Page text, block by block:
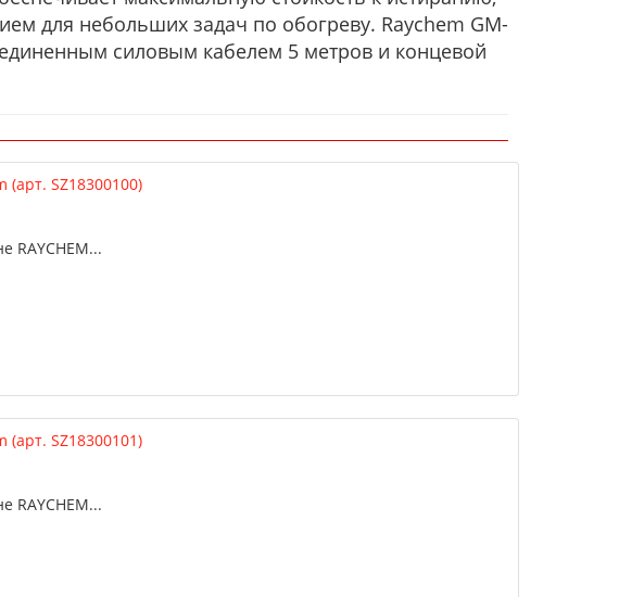
для небольших задач по обогреву. Raychem GM-
силовым кабелем 5 метров и концевой
RAYCHEM...
RAYCHEM...